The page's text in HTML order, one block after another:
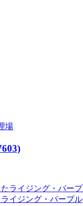
イジング・パープル